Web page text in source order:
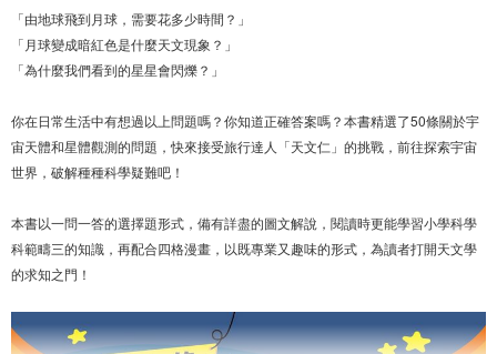
「由地球飛到月球，需要花多少時間？」
「月球變成暗紅色是什麼天文現象？」
「為什麼我們看到的星星會閃爍？」
你在日常生活中有想過以上問題嗎？你知道正確答案嗎？本書精選了50條關於宇
宙天體和星體觀測的問題，快來接受旅行達人「天文仁」的挑戰，前往探索宇宙
世界，破解種種科學疑難吧！
本書以一問一答的選擇題形式，備有詳盡的圖文解說，閱讀時更能學習小學科學
科範疇三的知識，再配合四格漫畫，以既專業又趣味的形式，為讀者打開天文學
的求知之門！